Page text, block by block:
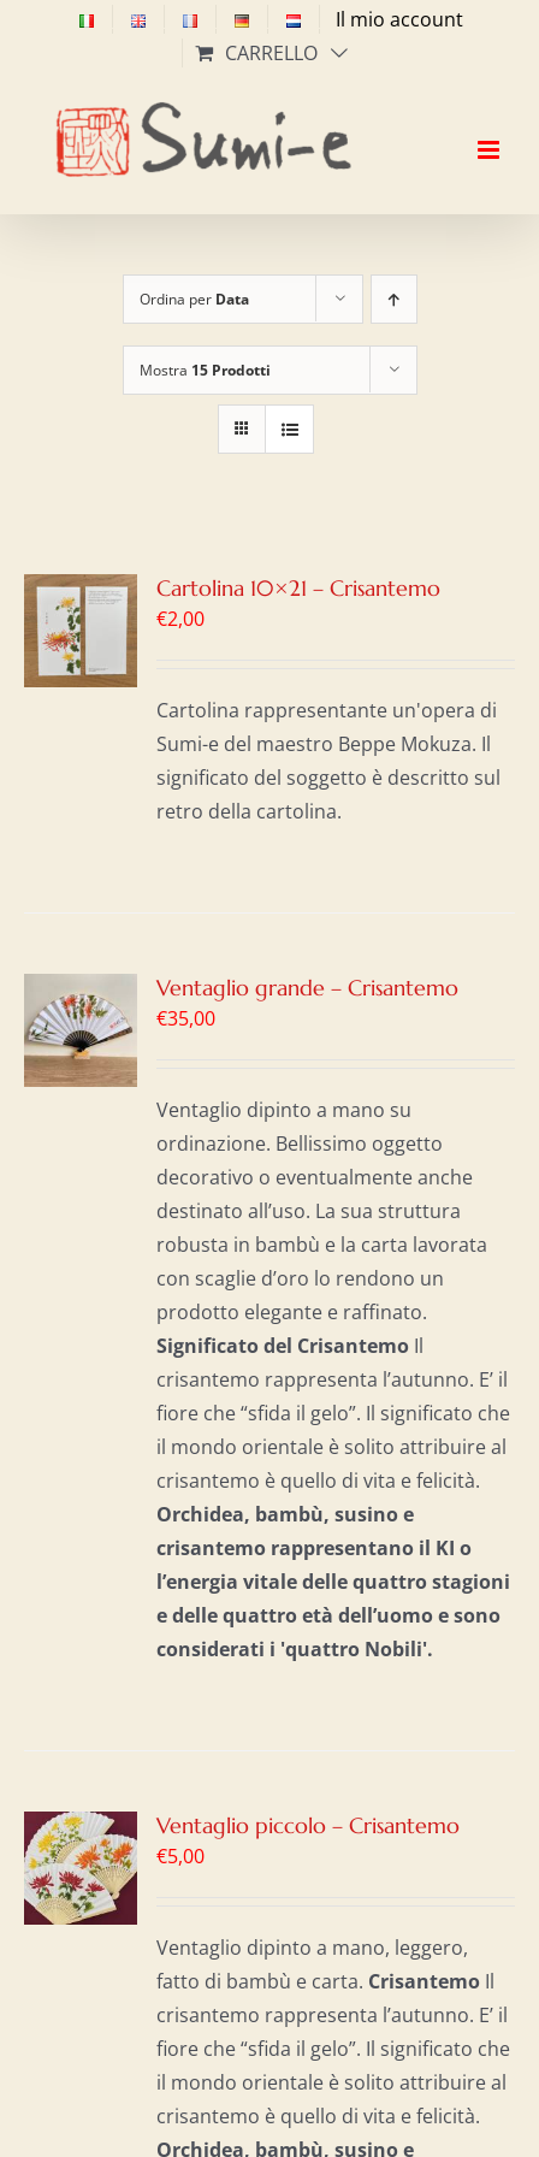
Il mio account
CARRELLO
Ordina per Data
Mostra 15 Prodotti
Cartolina 10×21 – Crisantemo
€2,00
Cartolina rappresentante un'opera di
Sumi-e del maestro Beppe Mokuza. Il
significato del soggetto è descritto sul
retro della cartolina.
Ventaglio grande – Crisantemo
€35,00
Ventaglio dipinto a mano su
ordinazione. Bellissimo oggetto
decorativo o eventualmente anche
destinato all’uso. La sua struttura
robusta in bambù e la carta lavorata
con scaglie d’oro lo rendono un
prodotto elegante e raffinato.
Significato del Crisantemo Il
crisantemo rappresenta l’autunno. E’ il
fiore che “sfida il gelo”. Il significato che
il mondo orientale è solito attribuire al
crisantemo è quello di vita e felicità.
Orchidea, bambù, susino e
crisantemo rappresentano il KI o
l’energia vitale delle quattro stagioni
e delle quattro età dell’uomo esono
considerati i 'quattro Nobili'.
Ventaglio piccolo – Crisantemo
€5,00
Ventaglio dipinto a mano, leggero,
fatto di bambù e carta. Crisantemo Il
crisantemo rappresenta l’autunno. E’ il
fiore che “sfida il gelo”. Il significato che
il mondo orientale è solito attribuire al
crisantemo è quello di vita e felicità.
Orchidea, bambù, susino e